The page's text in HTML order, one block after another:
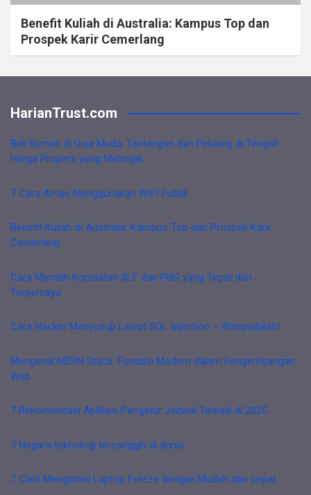
Benefit Kuliah di Australia: Kampus Top dan
Prospek Karir Cemerlang
HarianTrust.com
Beli Rumah di Usia Muda: Tantangan dan Peluang di Tengah
Harga Properti yang Melonjak
7 Cara Aman Menggunakan WIFI Publik
Benefit Kuliah di Australia: Kampus Top dan Prospek Karir
Cemerlang
Cara Memilih Konsultan SLF dan PBG yang Tepat dan
Terpercaya
Cara Hacker Menyusup Lewat SQL Injection – Waspadalah!
Mengenal MERN Stack: Fondasi Modern dalam Pengembangan
Web
7 Rekomendasi Aplikasi Pengatur Jadwal Terbaik di 2025
7 Negara teknologi tercanggih di dunia
7 Cara Mengatasi Laptop Freeze dengan Mudah dan cepat